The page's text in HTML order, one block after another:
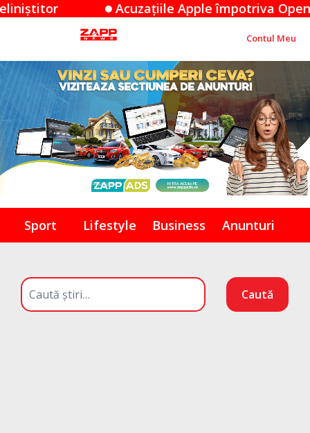
Acuzațiile Apple împotriva OpenAI: O
Contul Meu
Sport Lifestyle Business Anunturi
Caută